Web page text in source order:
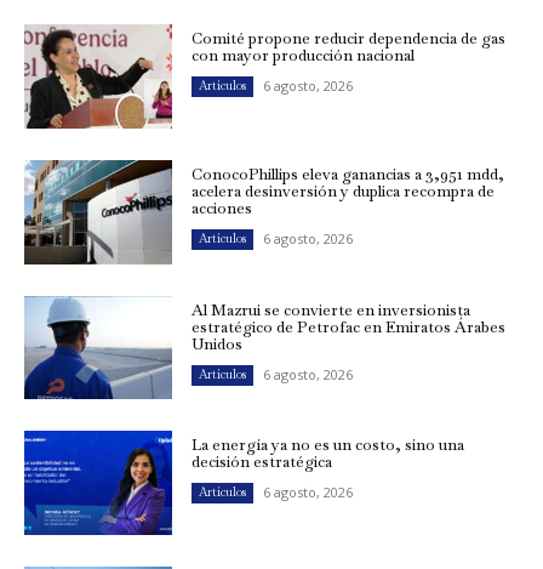
Comité propone reducir dependencia de gas
con mayor producción nacional
Artículos 6 agosto, 2026
ConocoPhillips eleva ganancias a 3,951 mdd,
acelera desinversión y duplica recompra de
acciones
Artículos 6 agosto, 2026
Al Mazrui se convierte en inversionista
estratégico de Petrofac en Emiratos Árabes
Unidos
Artículos 6 agosto, 2026
La energía ya no es un costo, sino una
decisión estratégica
Artículos 6 agosto, 2026